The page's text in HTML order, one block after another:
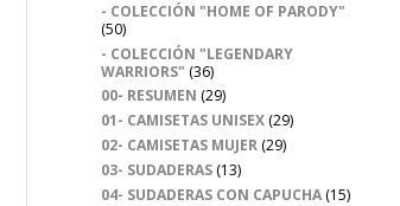
- COLECCIÓN "HOME OF PARODY"
(50)
- COLECCIÓN "LEGENDARY
WARRIORS" (36)
00- RESUMEN (29)
01- CAMISETAS UNISEX (29)
02- CAMISETAS MUJER (29)
03- SUDADERAS (13)
04- SUDADERAS CON CAPUCHA (15)